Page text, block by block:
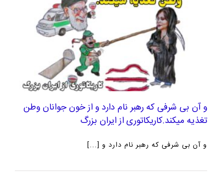
و آن بی شرفی که رهبر نام دارد و از خون جوانان وطن
تغذیه میکند.کاریکاتوری از ایران بزرگ
و آن بی شرفی که رهبر نام دارد و [...]